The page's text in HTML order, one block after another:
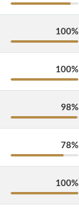
100%
100%
98%
78%
100%